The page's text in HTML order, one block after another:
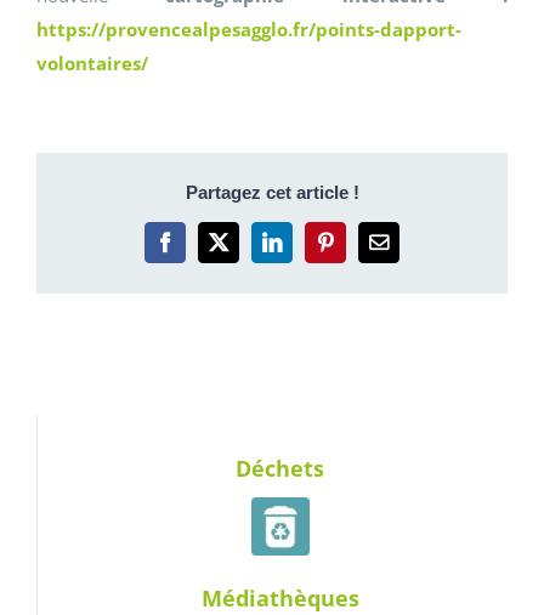
https://provencealpesagglo.fr/points-dapport-
volontaires/
Partagez cet article !
Facebook
X LinkedInPinterestEmail
Déchets
Médiathèques